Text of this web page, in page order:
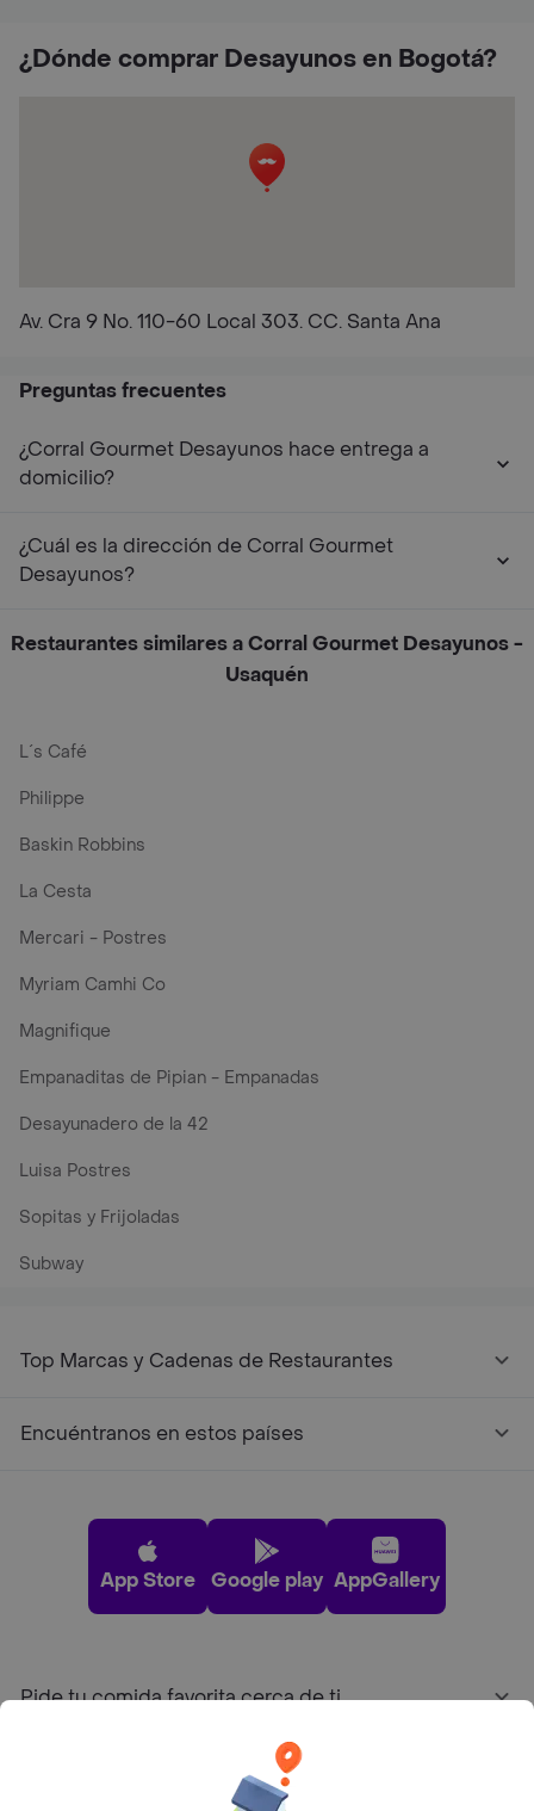
¿Dónde comprar Desayunos en Bogotá?
Av. Cra 9 No. 110-60 Local 303. CC. Santa Ana
Preguntas frecuentes
¿Corral Gourmet Desayunos hace entrega a
domicilio?
¿Cuál es la dirección de Corral Gourmet
Desayunos?
Restaurantes similares a Corral Gourmet Desayunos -
Usaquén
L´s Café
Philippe
Baskin Robbins
La Cesta
Mercari - Postres
Myriam Camhi Co
Magnifique
Empanaditas de Pipian - Empanadas
Desayunadero de la 42
Luisa Postres
Sopitas y Frijoladas
Subway
Top Marcas y Cadenas de Restaurantes
Encuéntranos en estos países
App Store Google play AppGallery
Pide tu comida favorita cerca de ti